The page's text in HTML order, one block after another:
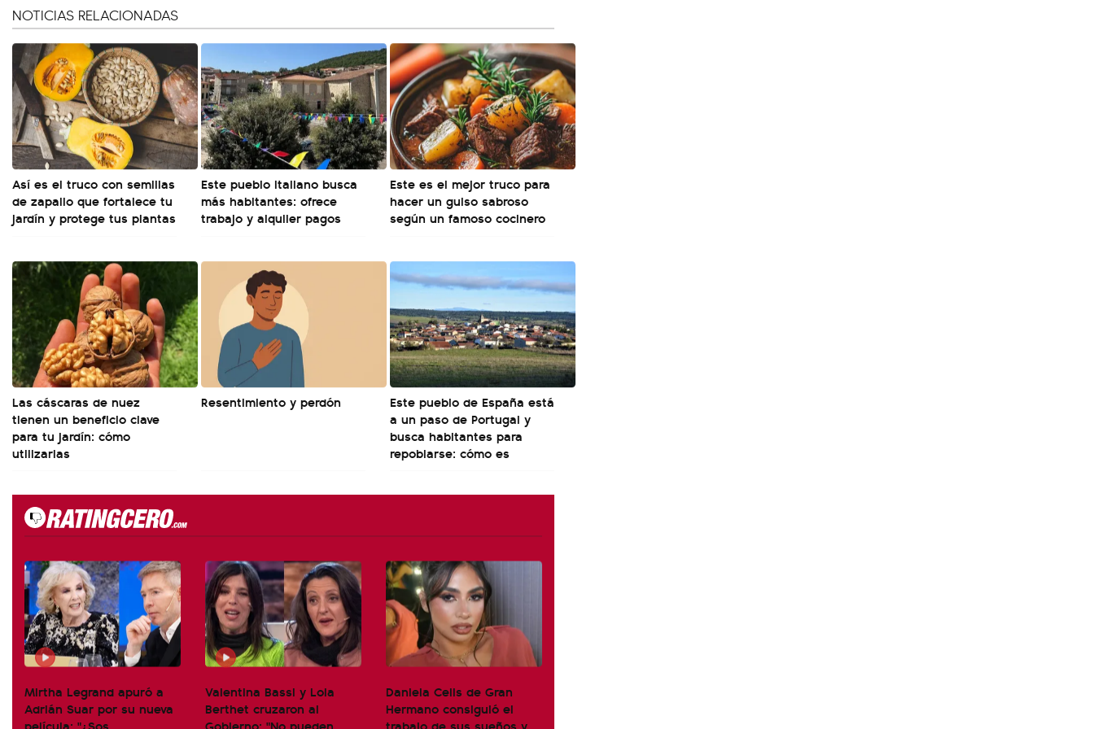
NOTICIAS RELACIONADAS
Así es el truco con semillas
de zapallo que fortalece tu
jardín y protege tus plantas
Este pueblo italiano busca
más habitantes: ofrece
trabajo y alquiler pagos
Este es el mejor truco para
hacer un guiso sabroso
según un famoso cocinero
Las cáscaras de nuez
tienen un beneficio clave
para tu jardín: cómo
utilizarlas
Resentimiento y perdón
Este pueblo de España está
a un paso de Portugal y
busca habitantes para
repoblarse: cómo es
Mirtha Legrand apuró a
Adrián Suar por su nueva
Valentina Bassi y Lola
Berthet cruzaron al
Daniela Celis de Gran
Hermano consiguió el